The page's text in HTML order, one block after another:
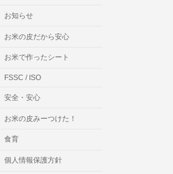
お知らせ
お米の皮だから安心
お米で作ったシート
FSSC / ISO
安全・安心
お米の皮みーつけた！
食育
個人情報保護方針